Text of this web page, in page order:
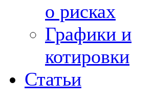
о рисках
Графики и
котировки
Статьи